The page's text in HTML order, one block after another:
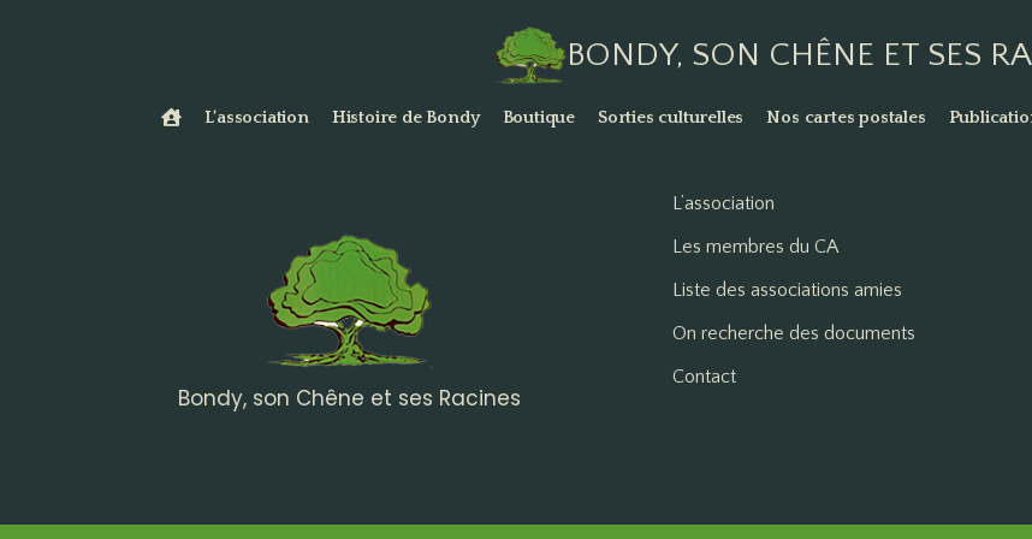
BONDY, SON CHÊNE ET SES
L’association Histoire de Bondy Boutique Sorties culturelles Nos cartes postales
Bondy, son Chêne et ses Racines
L’association
Les membres du CA
Liste des associations amies
On recherche des documents
Contact